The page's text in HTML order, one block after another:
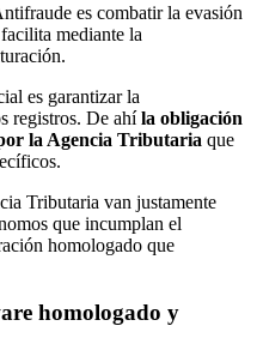
es combatir la evasión
mediante la
es garantizar la
registros. De ahíla obligación
la Agencia Tributaria que
Tributaria van justamente
que incumplan el
homologado que
homologado y